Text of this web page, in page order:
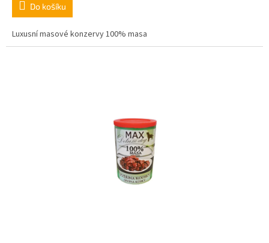
Do košíku
Luxusní masové konzervy 100% masa